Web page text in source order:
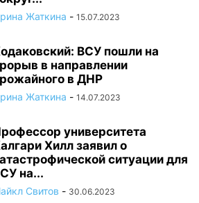
Жаткина - 15.07.2023
ВСУ пошли на
в направлении
в ДНР
Жаткина - 14.07.2023
университета
Хилл заявил о
ситуации для
на...
Свитов - 30.06.2023